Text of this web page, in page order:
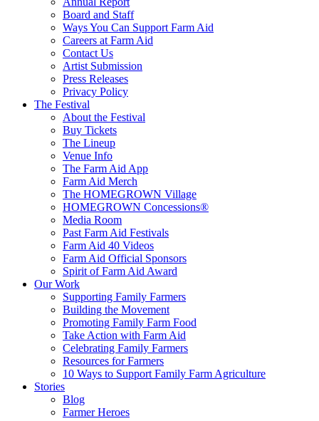
Board and Staff
Ways You Can Support Farm Aid
Careers at Farm Aid
Contact Us
Artist Submission
Press Releases
Privacy Policy
The Festival
About the Festival
Buy Tickets
The Lineup
Venue Info
The Farm Aid App
Farm Aid Merch
The HOMEGROWN Village
HOMEGROWN Concessions®
Media Room
Past Farm Aid Festivals
Farm Aid 40 Videos
Farm Aid Official Sponsors
Spirit of Farm Aid Award
Our Work
Supporting Family Farmers
Building the Movement
Promoting Family Farm Food
Take Action with Farm Aid
Celebrating Family Farmers
Resources for Farmers
10 Ways to Support Family Farm Agriculture
Stories
Blog
Farmer Heroes